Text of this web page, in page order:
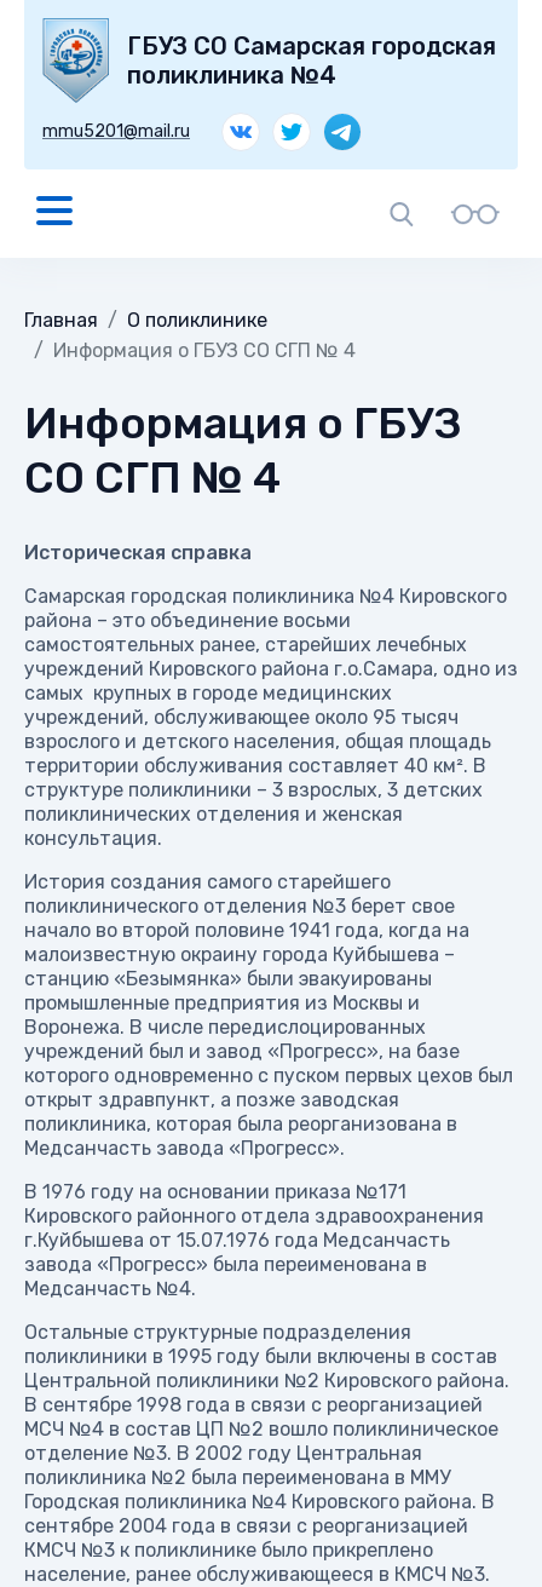
ГБУЗ СО Самарская городская
поликлиника №4
mmu5201@mail.ru
Главная
О поликлинике
Информация о ГБУЗ СО СГП № 4
Информация о ГБУЗ
СО СГП № 4
Историческая справка
Самарская городская поликлиника №4 Кировского
района – это объединение восьми
самостоятельных ранее, старейших лечебных
учреждений Кировского района г.о.Самара, одно из
самых крупных в городе медицинских
учреждений, обслуживающее около 95 тысяч
взрослого и детского населения, общая площадь
территории обслуживания составляет 40 км². В
структуре поликлиники – 3 взрослых, 3 детских
поликлинических отделения и женская
консультация.
История создания самого старейшего
поликлинического отделения №3 берет свое
начало во второй половине 1941 года, когда на
малоизвестную окраину города Куйбышева –
станцию «Безымянка» были эвакуированы
промышленные предприятия из Москвы и
Воронежа. В числе передислоцированных
учреждений был и завод «Прогресс», на базе
которого одновременно с пуском первых цехов был
открыт здравпункт, а позже заводская
поликлиника, которая была реорганизована в
Медсанчасть завода «Прогресс».
В 1976 году на основании приказа №171
Кировского районного отдела здравоохранения
г.Куйбышева от 15.07.1976 года Медсанчасть
завода «Прогресс» была переименована в
Медсанчасть №4.
Остальные структурные подразделения
поликлиники в 1995 году были включены в состав
Центральной поликлиники №2 Кировского района.
В сентябре 1998 года в связи с реорганизацией
МСЧ №4 в состав ЦП №2 вошло поликлиническое
отделение №3. В 2002 году Центральная
поликлиника №2 была переименована в ММУ
Городская поликлиника №4 Кировского района. В
сентябре 2004 года в связи с реорганизацией
КМСЧ №3 к поликлинике было прикреплено
население, ранее обслуживающееся в КМСЧ №3.